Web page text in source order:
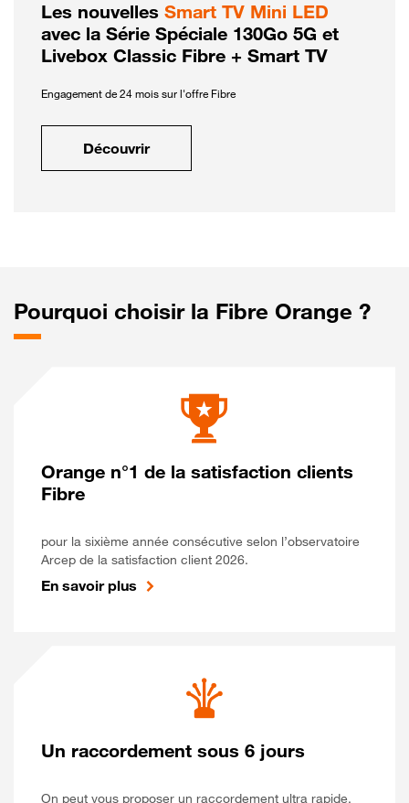
Les nouvelles Smart TV Mini LED
avec la Série Spéciale 130Go 5G et
Livebox Classic Fibre + Smart TV
Engagement de 24 mois sur l'offre Fibre
Découvrir
Pourquoi choisir la Fibre Orange ?
Orange n°1 de la satisfaction clients
Fibre
pour la sixième année consécutive selon l’observatoire
Arcep de la satisfaction client 2026.
En savoir plus
Un raccordement sous 6 jours
On peut vous proposer un raccordement ultra rapide,